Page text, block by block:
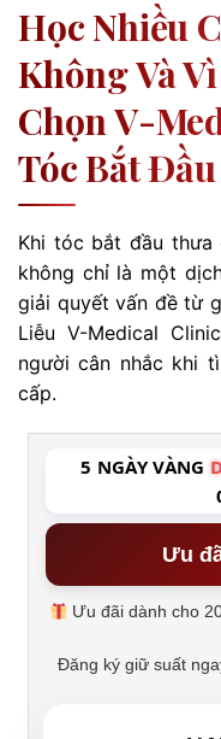
Học Nhiều
Không Và
Chọn V-
Tóc Bắt
Khi tóc bắt đầu thưa
không chỉ là một
giải quyết vấn đề từ
Liễu V-Medical
người cân nhắc khi
cấp.
5 NGÀY VÀNG
Ưu
Ưu đãi dành cho
Đăng ký giữ suất